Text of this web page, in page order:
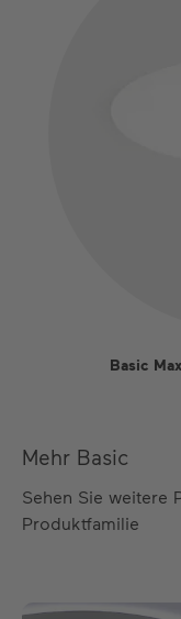
Basic
Mehr Basic
Sehen Sie weitere
Produktfamilie